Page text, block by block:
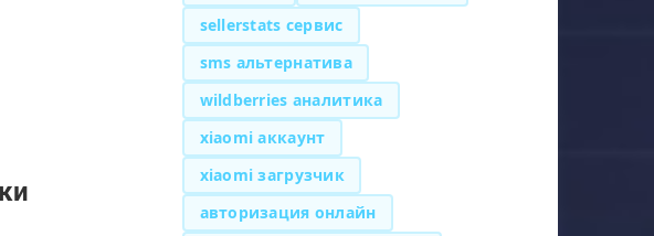
sellerstats сервис
sms альтернатива
wildberries аналитика
xiaomi аккаунт
xiaomi загрузчик
авторизация онлайн